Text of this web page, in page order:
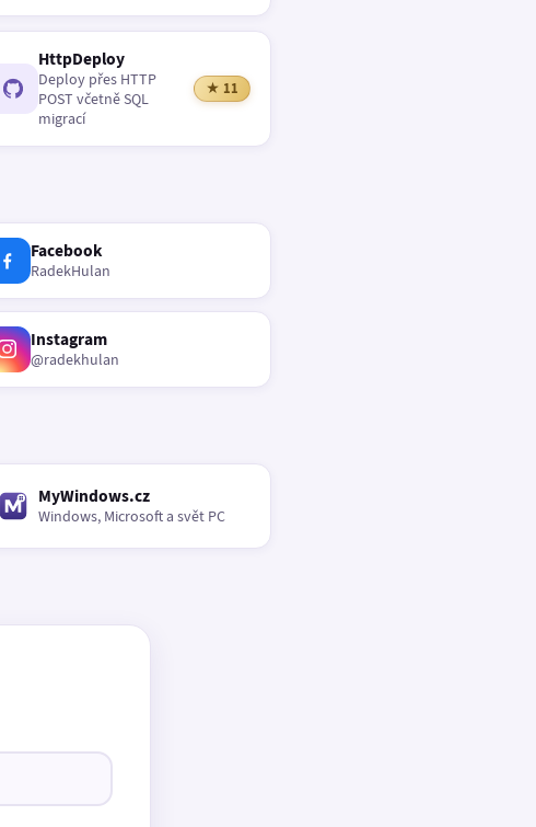
HttpDeploy
Deploy přes HTTP
POST včetně SQL
migrací
★ 11
Facebook
RadekHulan
Instagram
@radekhulan
MyWindows.cz
Windows, Microsoft a svět PC